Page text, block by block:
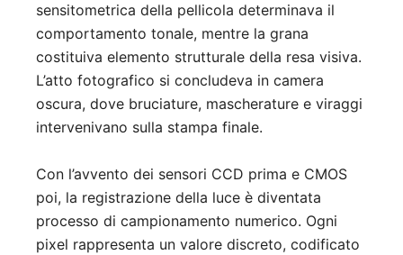
sensitometrica della pellicola determinava il
comportamento tonale, mentre la grana
costituiva elemento strutturale della resa visiva.
L’atto fotografico si concludeva in camera
oscura, dove bruciature, mascherature e viraggi
intervenivano sulla stampa finale.
Con l’avvento dei sensori CCD prima e CMOS
poi, la registrazione della luce è diventata
processo di campionamento numerico. Ogni
pixel rappresenta un valore discreto, codificato